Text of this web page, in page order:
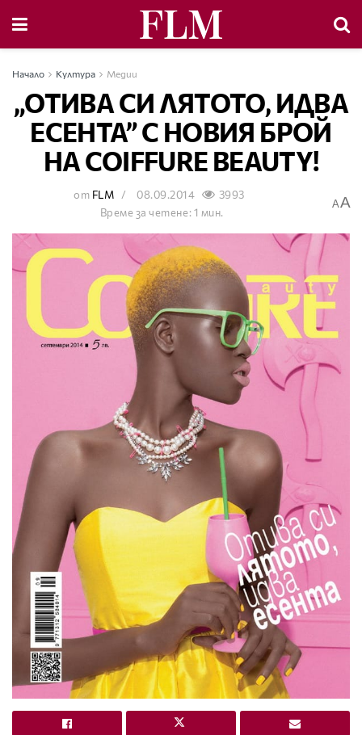
Начало Култура Медии
„ОТИВА СИ ЛЯТОТО, ИДВА
ЕСЕНТА” С НОВИЯ БРОЙ
НА COIFFURE BEAUTY!
от FLM 08.09.2014
3993
Време за четене: 1 мин.
AA